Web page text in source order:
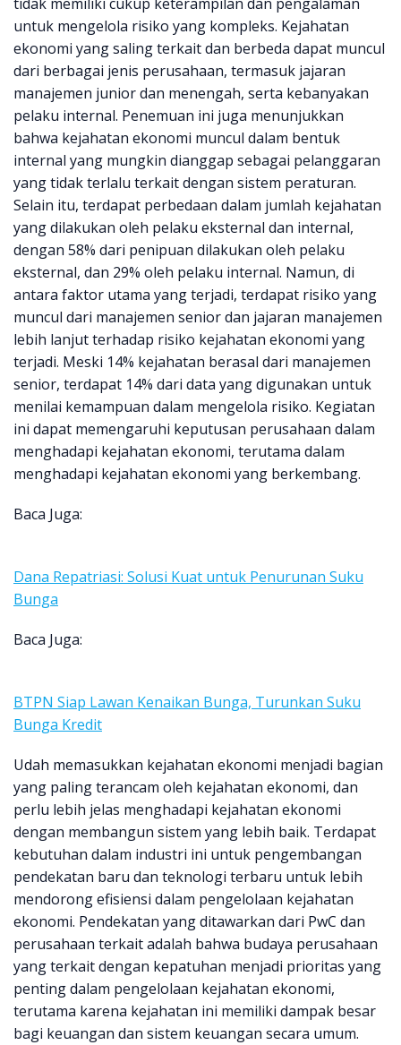
untuk mengelola risiko yang kompleks. Kejahatan
ekonomi yang saling terkait dan berbeda dapat muncul
dari berbagai jenis perusahaan, termasuk jajaran
manajemen junior dan menengah, serta kebanyakan
pelaku internal. Penemuan ini juga menunjukkan
bahwa kejahatan ekonomi muncul dalam bentuk
internal yang mungkin dianggap sebagai pelanggaran
yang tidak terlalu terkait dengan sistem peraturan.
Selain itu, terdapat perbedaan dalam jumlah kejahatan
yang dilakukan oleh pelaku eksternal dan internal,
dengan 58% dari penipuan dilakukan oleh pelaku
eksternal, dan 29% oleh pelaku internal. Namun, di
antara faktor utama yang terjadi, terdapat risiko yang
muncul dari manajemen senior dan jajaran manajemen
lebih lanjut terhadap risiko kejahatan ekonomi yang
terjadi. Meski 14% kejahatan berasal dari manajemen
senior, terdapat 14% dari data yang digunakan untuk
menilai kemampuan dalam mengelola risiko. Kegiatan
ini dapat memengaruhi keputusan perusahaan dalam
menghadapi kejahatan ekonomi, terutama dalam
menghadapi kejahatan ekonomi yang berkembang.
Baca Juga:
Dana Repatriasi: Solusi Kuat untuk Penurunan Suku
Bunga
Baca Juga:
BTPN Siap Lawan Kenaikan Bunga, Turunkan Suku
Bunga Kredit
Udah memasukkan kejahatan ekonomi menjadi bagian
yang paling terancam oleh kejahatan ekonomi, dan
perlu lebih jelas menghadapi kejahatan ekonomi
dengan membangun sistem yang lebih baik. Terdapat
kebutuhan dalam industri ini untuk pengembangan
pendekatan baru dan teknologi terbaru untuk lebih
mendorong efisiensi dalam pengelolaan kejahatan
ekonomi. Pendekatan yang ditawarkan dari PwC dan
perusahaan terkait adalah bahwa budaya perusahaan
yang terkait dengan kepatuhan menjadi prioritas yang
penting dalam pengelolaan kejahatan ekonomi,
terutama karena kejahatan ini memiliki dampak besar
bagi keuangan dan sistem keuangan secara umum.